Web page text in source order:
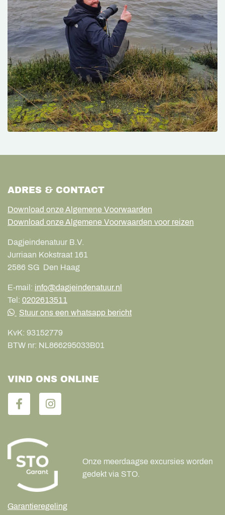
ADRES & CONTACT
Download onze Algemene Voorwaarden
Download onze Algemene Voorwaarden voor reizen
Dagjeindenatuur B.V.
Jurriaan Kokstraat 161
2586 SG Den Haag
E-mail: info@dagjeindenatuur.nl
Tel: 0202613511
Stuur ons een whatsapp bericht
KvK: 93152779
BTW nr: NL866295033B01
VIND ONS ONLINE
Garantieregeling
Onze meerdaagse excursies worden
gedekt via STO.